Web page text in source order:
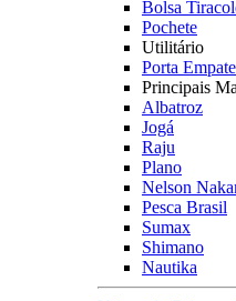
Bolsa
Pochete
Utilitário
Porta Empate
Principais
Albatroz
Jogá
Raju
Plano
Nelson
Pesca Brasil
Sumax
Shimano
Nautika